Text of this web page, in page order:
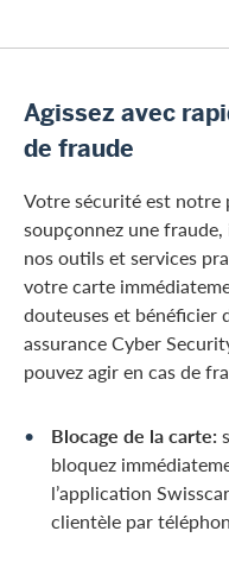
Agissez avec
de fraude
Votre sécurité est notre
soupçonnez une
nos outils et services
votre carte
douteuses et bénéficier
assurance Cyber
pouvez agir en cas de
Blocage de la carte:
bloquez
l’application
clientèle par